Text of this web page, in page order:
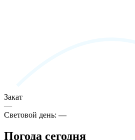
Закат
—
Световой день:—
Погода сегодня